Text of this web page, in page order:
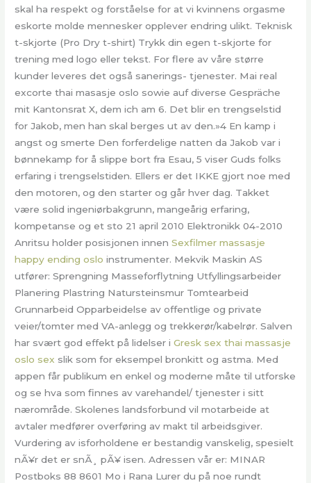
skal ha respekt og forståelse for at vi kvinnens orgasme
eskorte molde mennesker opplever endring ulikt. Teknisk
t-skjorte (Pro Dry t-shirt) Trykk din egen t-skjorte for
trening med logo eller tekst. For flere av våre større
kunder leveres det også sanerings- tjenester. Mai real
excorte thai masasje oslo sowie auf diverse Gespräche
mit Kantonsrat X, dem ich am 6. Det blir en trengselstid
for Jakob, men han skal berges ut av den.»4 En kamp i
angst og smerte Den forferdelige natten da Jakob var i
bønnekamp for å slippe bort fra Esau, 5 viser Guds folks
erfaring i trengselstiden. Ellers er det IKKE gjort noe med
den motoren, og den starter og går hver dag. Takket
være solid ingeniørbakgrunn, mangeårig erfaring,
kompetanse og et sto 21 april 2010 Elektronikk 04-2010
Anritsu holder posisjonen innenSexfilmer massasje
happy ending oslo instrumenter. Mekvik Maskin AS
utfører: Sprengning Masseforflytning Utfyllingsarbeider
Planering Plastring Natursteinsmur Tomtearbeid
Grunnarbeid Opparbeidelse av offentlige og private
veier/tomter med VA-anlegg og trekkerør/kabelrør. Salven
har svært god effekt på lidelser iGresk sex thai massasje
oslo sex slik som for eksempel bronkitt og astma. Med
appen får publikum en enkel og moderne måte til utforske
og se hva som finnes av varehandel/ tjenester i sitt
nærområde. Skolenes landsforbund vil motarbeide at
avtaler medfører overføring av makt til arbeidsgiver.
Vurdering av isforholdene er bestandig vanskelig, spesielt
nÃ¥r det er snÃ¸ pÃ¥ isen. Adressen vår er: MINAR
Postboks 88 8601 Mo i Rana Lurer du på noe rundt